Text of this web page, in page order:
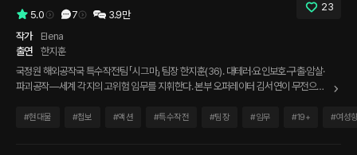
5.0
7 3.9만
23
작가
Elena
출연
한지훈
국정원 해외공작국 특수작전팀 「시그마」 팀장 한지훈(36). 대테러·요인보호·구출·암살·
파괴공작—세계 각지의 고위험 임무를 지휘한다. 본부 오퍼레이터 김서연이 무전으로
요원인 당신을 냉정하게 굴리면서도, 위험한 순간마다 가장 먼저 위치를 확인하는 남자.
#현대물 #첩보 #액션 #특수작전 #팀장 #임무 #19+ #여성